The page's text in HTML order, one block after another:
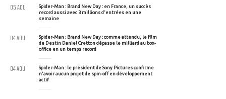
Spider-Man : Brand New Day : en France, un succès
record aussi avec 3 millions d'entrées en une
semaine
05 AOU
Spider-Man : Brand New Day : comme attendu, le film
de Destin Daniel Cretton dépasse le milliard au box-
office en un temps record
04 AOU
Spider-Man : le président de Sony Pictures confirme
n'avoir aucun projet de spin-off en développement
actif
04 AOU